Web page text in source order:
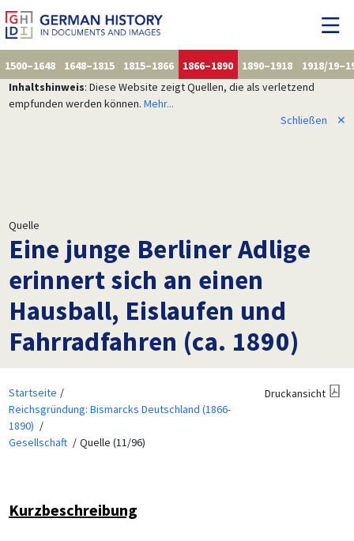
1500–1648 1648–1815 1815–1866 1866–1890 1890–1918
1918/
Inhaltshinweis: Diese Website zeigt Quellen, die als verletzend
empfunden werden können. Mehr...
Schließen
✕
Quelle
Eine junge Berliner Adlige
erinnert sich an einen
Hausball, Eislaufen und
Fahrradfahren (ca. 1890)
Startseite
Reichsgründung: Bismarcks Deutschland (1866-
1890)
Gesellschaft
Quelle (11/96)
Druckansicht
Kurzbeschreibung